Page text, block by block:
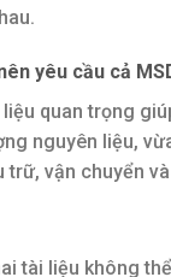
yêu cầu cả
liệu quan trọng
nguyên liệu,
vận chuyển
tài liệu không